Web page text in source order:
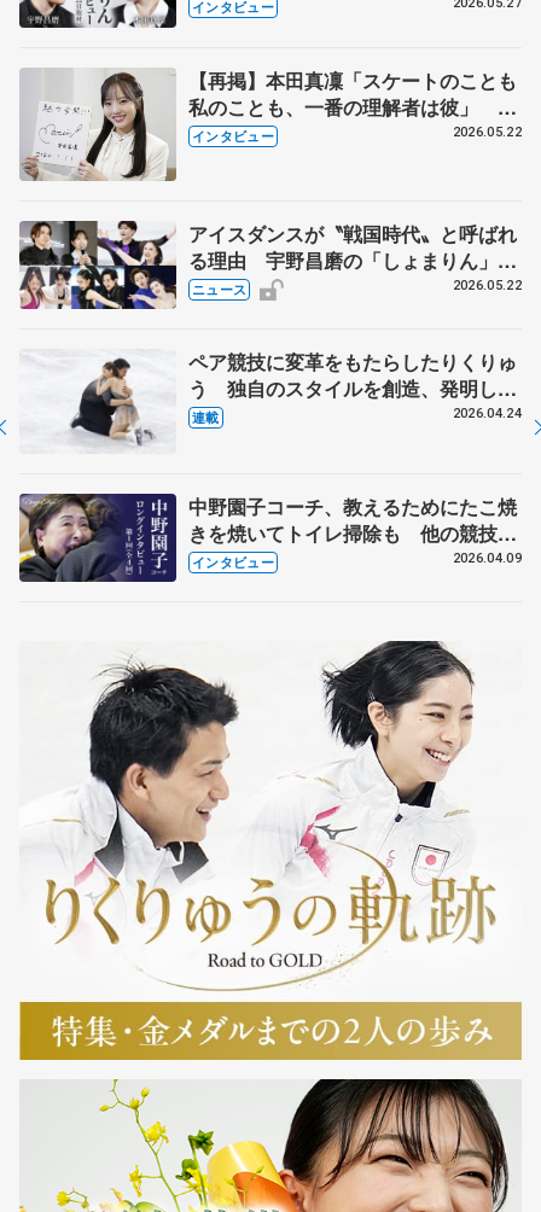
インタビュー 2026.05.27
【再掲】本田真凜「スケートのことも
私のことも、一番の理解者は彼」 引
退時の単独インタビューで語った競技
インタビュー 2026.05.22
アイスダンスが〝戦国時代〟と呼ばれ
る理由 宇野昌磨の「しょまりん」ら
実力者が相次いで参戦 国内の競争激
ニュース 2026.05.22
ペア競技に変革をもたらしたりくりゅ
う 独自のスタイルを創造、発明した
【引退発表後②】
連載 2026.04.24
中野園子コーチ、教えるためにたこ焼
きを焼いてトイレ掃除も 他の競技に
も通用するという坂本花織の筋肉
インタビュー 2026.04.09